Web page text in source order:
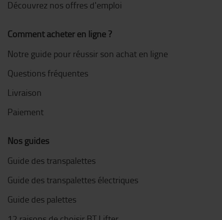
Découvrez nos offres d'emploi
Comment acheter en ligne ?
Notre guide pour réussir son achat en ligne
Questions fréquentes
Livraison
Paiement
Nos guides
Guide des transpalettes
Guide des transpalettes électriques
Guide des palettes